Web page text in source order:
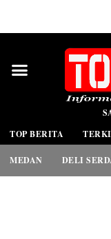
TOP BERITA
MEDAN DELI